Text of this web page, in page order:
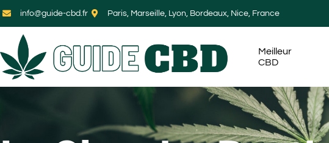
info@guide-cbd.fr Paris, Marseille, Lyon, Bordeaux, Nice, France
Meilleur
CBD